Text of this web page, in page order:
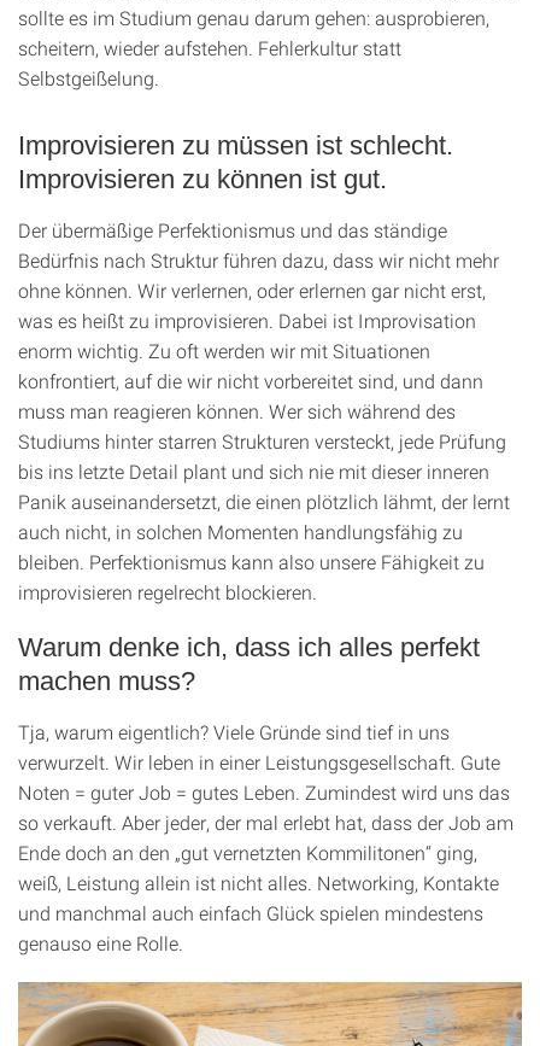
sollte es im Studium genau darum gehen: ausprobieren,
scheitern, wieder aufstehen. Fehlerkultur statt
Selbstgeißelung.
Improvisieren zu müssen ist schlecht.
Improvisieren zu können ist gut.
Der übermäßige Perfektionismus und das ständige
Bedürfnis nach Struktur führen dazu, dass wir nicht mehr
ohne können. Wir verlernen, oder erlernen gar nicht erst,
was es heißt zu improvisieren. Dabei ist Improvisation
enorm wichtig. Zu oft werden wir mit Situationen
konfrontiert, auf die wir nicht vorbereitet sind, und dann
muss man reagieren können. Wer sich während des
Studiums hinter starren Strukturen versteckt, jede Prüfung
bis ins letzte Detail plant und sich nie mit dieser inneren
Panik auseinandersetzt, die einen plötzlich lähmt, der lernt
auch nicht, in solchen Momenten handlungsfähig zu
bleiben. Perfektionismus kann also unsere Fähigkeit zu
improvisieren regelrecht blockieren.
Warum denke ich, dass ich alles perfekt
machen muss?
Tja, warum eigentlich? Viele Gründe sind tief in uns
verwurzelt. Wir leben in einer Leistungsgesellschaft. Gute
Noten = guter Job = gutes Leben. Zumindest wird uns das
so verkauft. Aber jeder, der mal erlebt hat, dass der Job am
Ende doch an den „gut vernetzten Kommilitonen“ ging,
weiß, Leistung allein ist nicht alles. Networking, Kontakte
und manchmal auch einfach Glück spielen mindestens
genauso eine Rolle.